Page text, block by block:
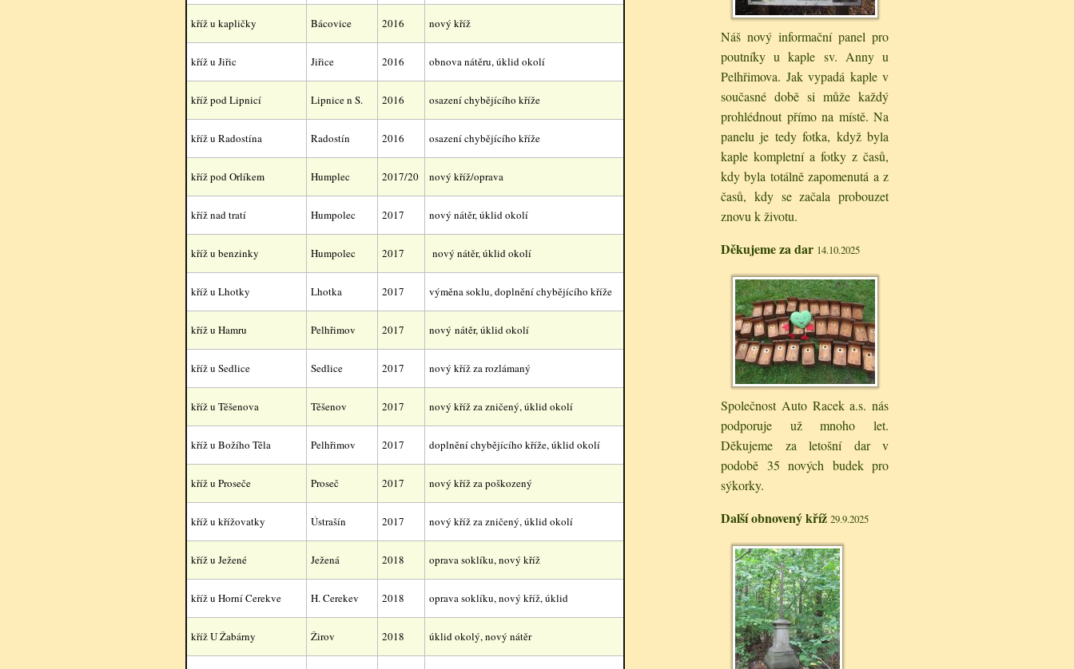
kříž u kapličky Bácovice 2016 nový kříž
kříž u Jiřic Jiřice 2016 obnova nátěru, úklid okolí
kříž pod Lipnicí Lipnice n S. 2016 osazení chybějícího kříže
kříž u Radostína Radostín 2016 osazení chybějícího kříže
kříž pod Orlíkem Humplec 2017/20 nový kříž/oprava
kříž nad tratí Humpolec 2017 nový nátěr, úklid okolí
kříž u benzinky Humpolec 2017 nový nátěr, úklid okolí
kříž u Lhotky Lhotka 2017 výměna soklu, doplnění chybějícího kříže
kříž u Hamru Pelhřimov 2017 nový nátěr, úklid okolí
kříž u Sedlice Sedlice 2017 nový kříž za rozlámaný
kříž u Těšenova Těšenov 2017 nový kříž za zničený, úklid okolí
kříž u Božího Těla Pelhřimov 2017 doplnění chybějícího kříže, úklid okolí
kříž u Proseče Proseč 2017 nový kříž za poškozený
kříž u křížovatky Ústrašín 2017 nový kříž za zničený, úklid okolí
kříž u Ježené Ježená 2018 oprava soklíku, nový kříž
kříž u Horní Cerekve H. Cerekev 2018 oprava soklíku, nový kříž, úklid
kříž U Žabárny Žirov 2018 úklid okolý, nový nátěr
Náš nový informační panel pro
poutníky u kaple sv. Anny u
Pelhřimova. Jak vypadá kaple v
současné době si může každý
prohlédnout přímo na místě. Na
panelu je tedy fotka, když byla
kaple kompletní a fotky z časů,
kdy byla totálně zapomenutá a z
časů, kdy se začala probouzet
znovu k životu.
Děkujeme za dar 14.10.2025
Společnost Auto Racek a.s. nás
podporuje už mnoho let.
Děkujeme za letošní dar v
podobě 35 nových budek pro
sýkorky.
Další obnovený kříž 29.9.2025